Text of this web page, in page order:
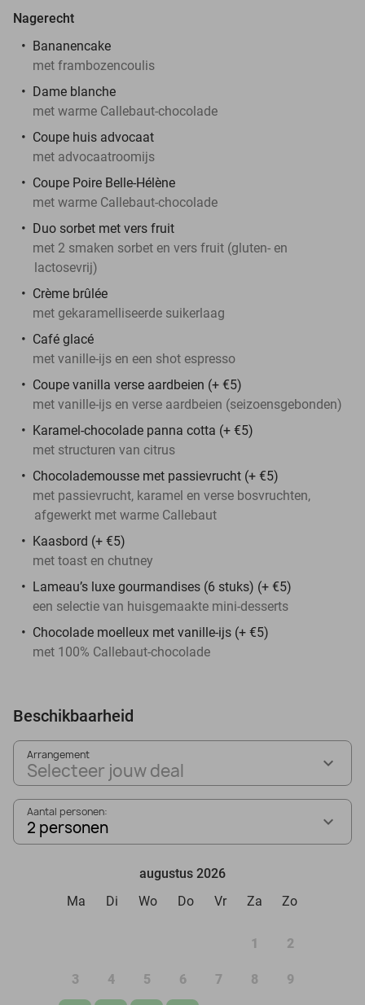
Nagerecht
Bananencake
met frambozencoulis
Dame blanche
met warme Callebaut-chocolade
Coupe huis advocaat
met advocaatroomijs
Coupe Poire Belle-Hélène
met warme Callebaut-chocolade
Duo sorbet met vers fruit
met 2 smaken sorbet en vers fruit (gluten- en
lactosevrij)
Crème brûlée
met gekaramelliseerde suikerlaag
Café glacé
met vanille-ijs en een shot espresso
Coupe vanilla verse aardbeien (+ €5)
met vanille-ijs en verse aardbeien (seizoensgebonden)
Karamel-chocolade panna cotta (+ €5)
met structuren van citrus
Chocolademousse met passievrucht (+ €5)
met passievrucht, karamel en verse bosvruchten,
afgewerkt met warme Callebaut
Kaasbord (+ €5)
met toast en chutney
Lameau’s luxe gourmandises (6 stuks) (+ €5)
een selectie van huisgemaakte mini-desserts
Chocolade moelleux met vanille-ijs (+ €5)
met 100% Callebaut-chocolade
Beschikbaarheid
Arrangement
Selecteer jouw deal
Aantal personen:
2 personen
augustus 2026
Ma
Di Wo Do Vr Za Zo
1 2
3 4 5 6 7 8 9